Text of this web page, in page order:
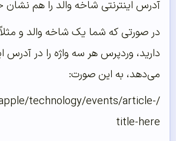
آدرس اینترنتی شاخه والد را هم نشان
در صورتی که شما یک شاخه والد و مثلاً
دارید، وردپرس هر سه واژه را در آدرس
می‌دهد، به این صورت:
apple/technology/events/article-
title-here